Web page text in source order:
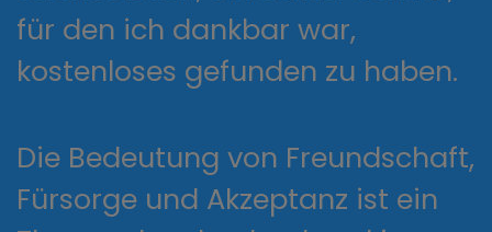
für den ich dankbar war,
kostenloses gefunden zu haben.
Die Bedeutung von Freundschaft,
Fürsorge und Akzeptanz ist ein